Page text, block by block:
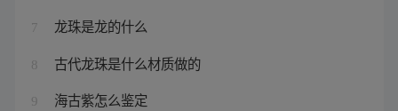
7 龙珠是龙的什么
8 古代龙珠是什么材质做的
9 海古紫怎么鉴定